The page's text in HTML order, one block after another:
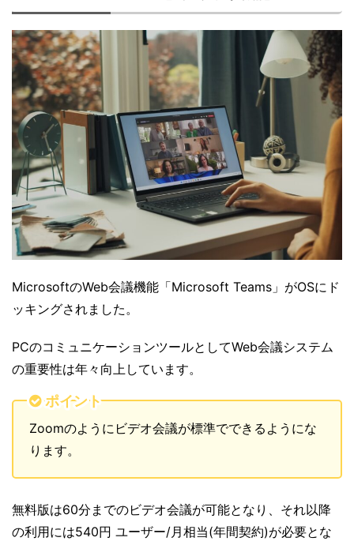
MicrosoftのWeb会議機能「Microsoft Teams」がOSにド
ッキングされました。
PCのコミュニケーションツールとしてWeb会議システム
の重要性は年々向上しています。
ポイント
Zoomのようにビデオ会議が標準でできるようにな
ります。
無料版は60分までのビデオ会議が可能となり、それ以降
の利用には540円 ユーザー/月相当(年間契約)が必要とな